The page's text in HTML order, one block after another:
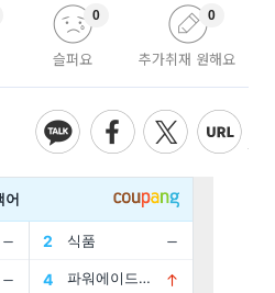
슬퍼요
0
추가취재 원해요
0